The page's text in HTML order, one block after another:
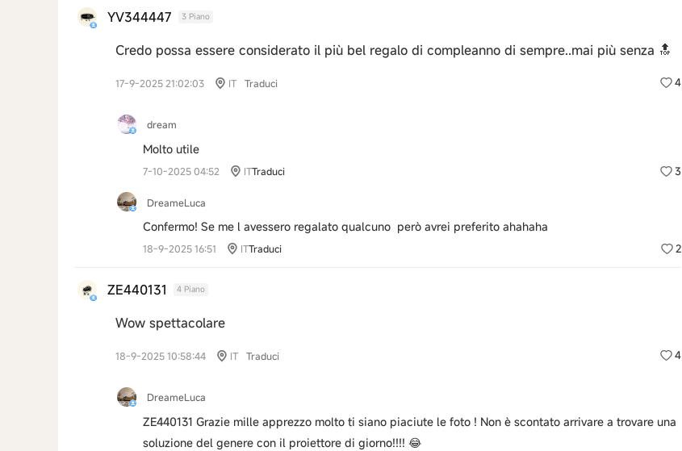
YV344447 3 Piano
Credo possa essere considerato il più bel regalo di compleanno di sempre..mai più senza 🔝
4
17-9-2025 21:02:03 IT Traduci
dream
Molto utile
7-10-2025 04:52 ITTraduci 3
DreameLuca
Confermo! Se me l avessero regalato qualcuno però avrei preferito ahahaha
18-9-2025 16:51 ITTraduci 2
ZE440131 4 Piano
Wow spettacolare
4
18-9-2025 10:58:44 IT Traduci
DreameLuca
ZE440131 Grazie mille apprezzo molto ti siano piaciute le foto ! Non è scontato arrivare a trovare una
soluzione del genere con il proiettore di giorno!!!! 😂